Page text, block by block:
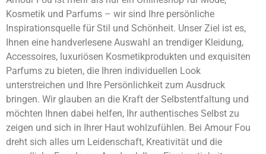
Kosmetik und Parfums – wir sind Ihre persönliche
Inspirationsquelle für Stil und Schönheit. Unser Ziel ist es,
Ihnen eine handverlesene Auswahl an trendiger Kleidung,
Accessoires, luxuriösen Kosmetikprodukten und exquisiten
Parfums zu bieten, die Ihren individuellen Look
unterstreichen und Ihre Persönlichkeit zum Ausdruck
bringen. Wir glauben an die Kraft der Selbstentfaltung und
möchten Ihnen dabei helfen, Ihr authentisches Selbst zu
zeigen und sich in Ihrer Haut wohlzufühlen. Bei Amour Fou
dreht sich alles um Leidenschaft, Kreativität und die